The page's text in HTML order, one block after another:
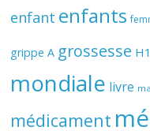
enfant enfants
grippe A grossesse
mondiale livre
médicament